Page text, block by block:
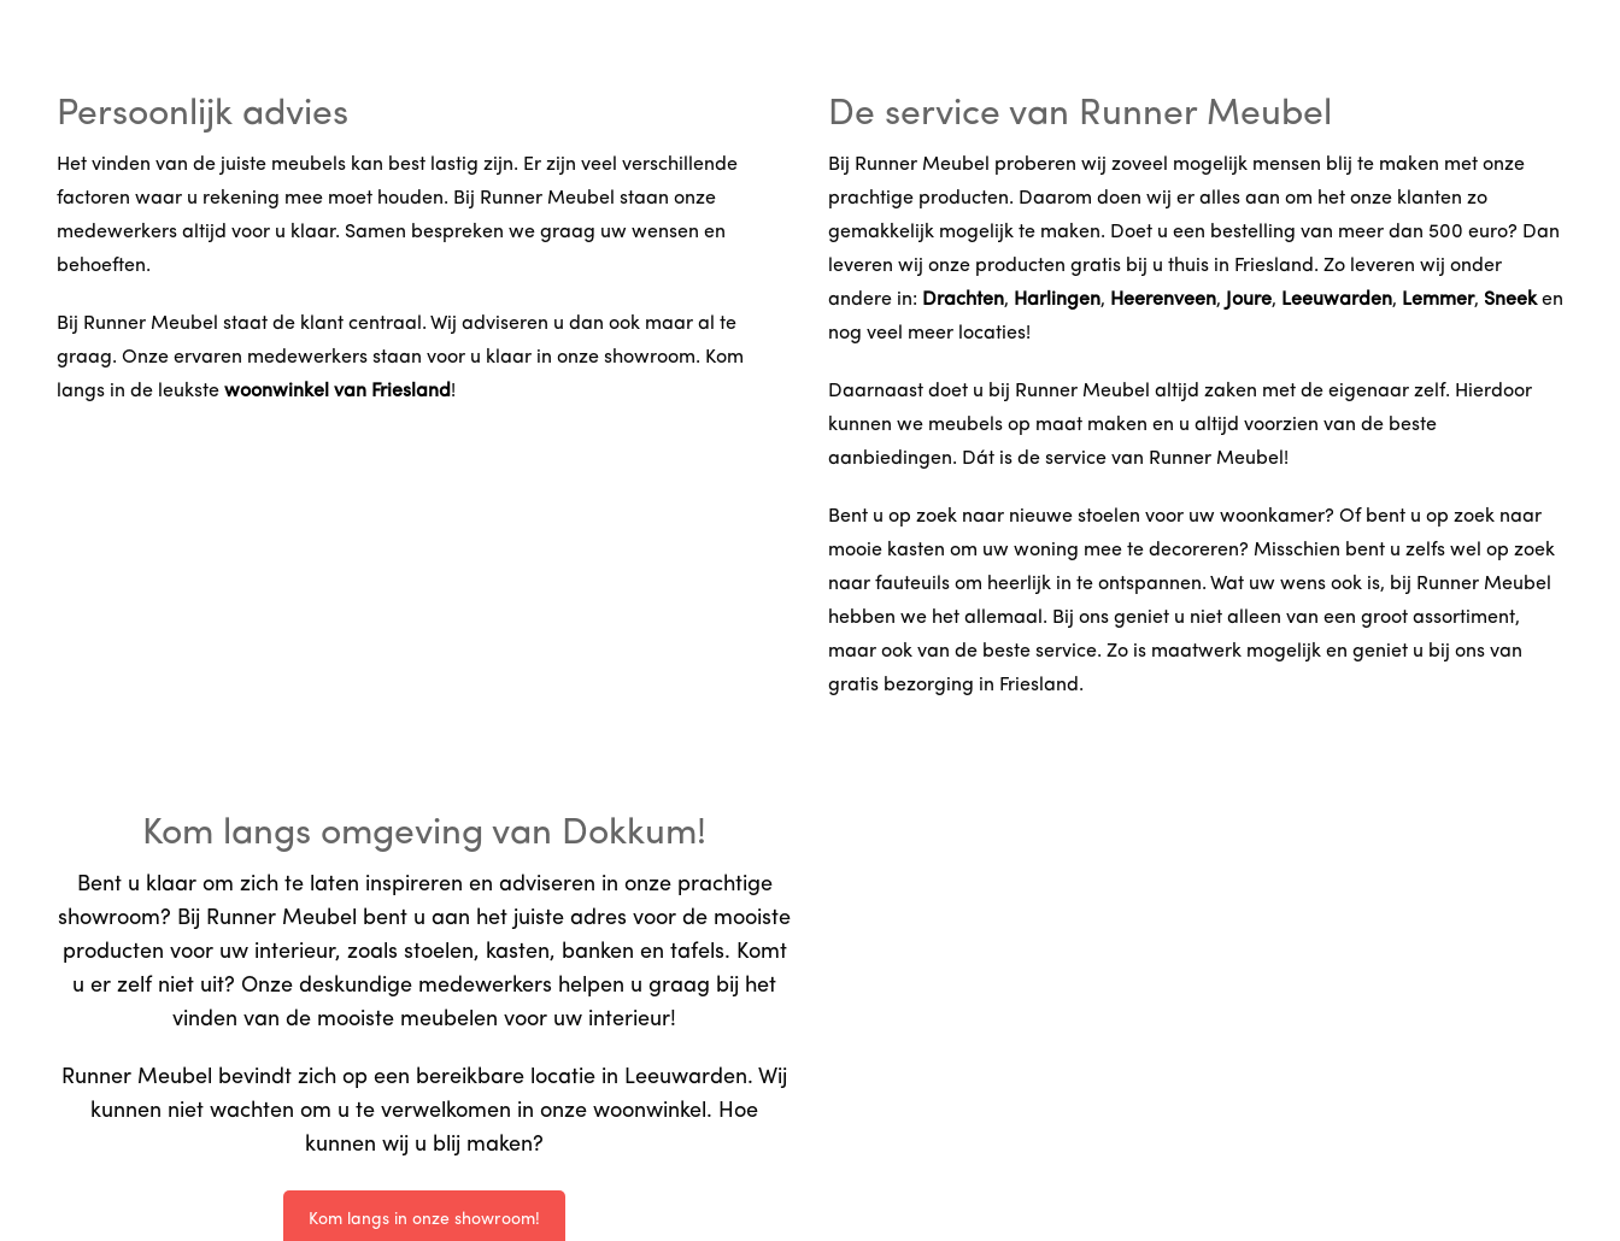
Persoonlijk advies
Het vinden van de juiste meubels kan best lastig zijn. Er zijn veel verschillende
factoren waar u rekening mee moet houden. Bij Runner Meubel staan onze
medewerkers altijd voor u klaar. Samen bespreken we graag uw wensen en
behoeften.
Bij Runner Meubel staat de klant centraal. Wij adviseren u dan ook maar al te
graag. Onze ervaren medewerkers staan voor u klaar in onze showroom. Kom
langs in de leukste woonwinkel van Friesland!
De service van Runner Meubel
Bij Runner Meubel proberen wij zoveel mogelijk mensen blij te maken met onze
prachtige producten. Daarom doen wij er alles aan om het onze klanten zo
gemakkelijk mogelijk te maken. Doet u een bestelling van meer dan 500 euro? Dan
leveren wij onze producten gratis bij u thuis in Friesland. Zo leveren wij onder
andere in: Drachten, Harlingen, Heerenveen, Joure, Leeuwarden, Lemmer, Sneeken
nog veel meer locaties!
Daarnaast doet u bij Runner Meubel altijd zaken met de eigenaar zelf. Hierdoor
kunnen we meubels op maat maken en u altijd voorzien van de beste
aanbiedingen. Dát is de service van Runner Meubel!
Bent u op zoek naar nieuwe stoelen voor uw woonkamer? Of bent u op zoek naar
mooie kasten om uw woning mee te decoreren? Misschien bent u zelfs wel op zoek
naar fauteuils om heerlijk in te ontspannen. Wat uw wens ook is, bij Runner Meubel
hebben we het allemaal. Bij ons geniet u niet alleen van een groot assortiment,
maar ook van de beste service. Zo is maatwerk mogelijk en geniet u bij ons van
gratis bezorging in Friesland.
Kom langs omgeving van Dokkum!
Bent u klaar om zich te laten inspireren en adviseren in onze prachtige
showroom? Bij Runner Meubel bent u aan het juiste adres voor de mooiste
producten voor uw interieur, zoals stoelen, kasten, banken en tafels. Komt
u er zelf niet uit? Onze deskundige medewerkers helpen u graag bij het
vinden van de mooiste meubelen voor uw interieur!
Runner Meubel bevindt zich op een bereikbare locatie in Leeuwarden. Wij
kunnen niet wachten om u te verwelkomen in onze woonwinkel. Hoe
kunnen wij u blij maken?
Kom langs in onze showroom!